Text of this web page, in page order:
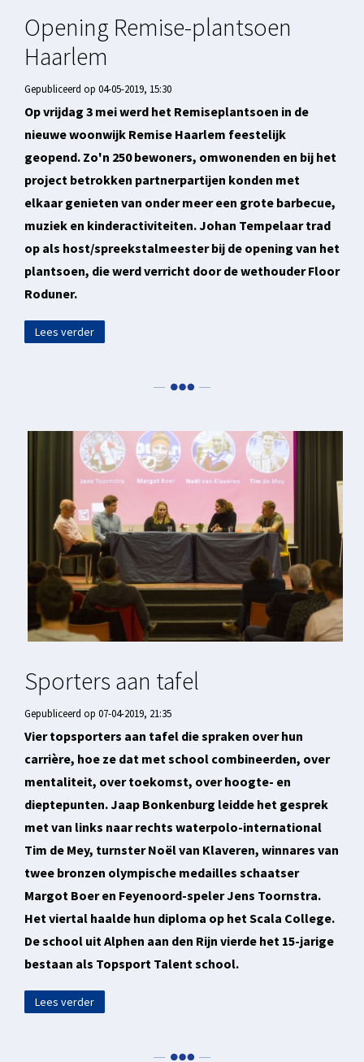
Opening Remise-plantsoen
Haarlem
Gepubliceerd op 04-05-2019, 15:30
Op vrijdag 3 mei werd het Remiseplantsoen in de
nieuwe woonwijk Remise Haarlem feestelijk
geopend. Zo'n 250 bewoners, omwonenden en bij het
project betrokken partnerpartijen konden met
elkaar genieten van onder meer een grote barbecue,
muziek en kinderactiviteiten. Johan Tempelaar trad
op als host/spreekstalmeester bij de opening van het
plantsoen, die werd verricht door de wethouder Floor
Roduner.
Lees verder
Sporters aan tafel
Gepubliceerd op 07-04-2019, 21:35
Vier topsporters aan tafel die spraken over hun
carrière, hoe ze dat met school combineerden, over
mentaliteit, over toekomst, over hoogte- en
dieptepunten. Jaap Bonkenburg leidde het gesprek
met van links naar rechts waterpolo-international
Tim de Mey, turnster Noël van Klaveren, winnares van
twee bronzen olympische medailles schaatser
Margot Boer en Feyenoord-speler Jens Toornstra.
Het viertal haalde hun diploma op het Scala College.
De school uit Alphen aan den Rijn vierde het 15-jarige
bestaan als Topsport Talent school.
Lees verder